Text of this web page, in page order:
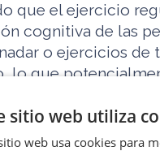
que el ejercicio
cognitiva de las
o ejercicios de
lo que
existentes
ralentización en
la memoria y la
sitio web utiliza
web usa cookies para